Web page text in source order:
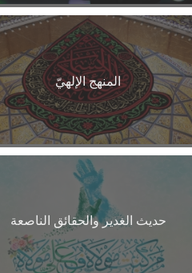
المنهج الإلهيّ
حديث الغدير والحقائق الناصعة